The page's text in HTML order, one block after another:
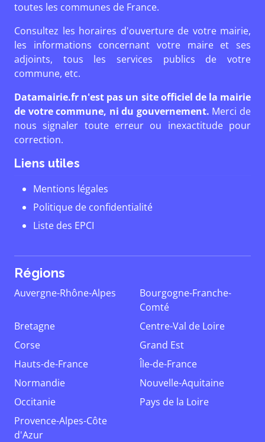
toutes les communes de France.
Consultez les horaires d'ouverture de votre mairie,
les informations concernant votre maire et ses
adjoints, tous les services publics de votre
commune, etc.
Datamairie.fr n'est pas un site officiel de la mairie
de votre commune, ni du gouvernement. Merci de
nous signaler toute erreur ou inexactitude pour
correction.
Liens utiles
Mentions légales
Politique de confidentialité
Liste des EPCI
Régions
Auvergne-Rhône-Alpes
Bourgogne-Franche-
Comté
Bretagne
Centre-Val de Loire
Corse
Grand Est
Hauts-de-France
Île-de-France
Normandie
Nouvelle-Aquitaine
Occitanie
Pays de la Loire
Provence-Alpes-Côte
d'Azur